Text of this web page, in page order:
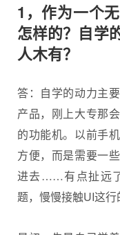
1，作为一个
怎样的？自学
人木有？
答：自学的动力主
产品，刚上大专那
的功能机。以前手
方便，而是需要一
进去……有点扯远
题，慢慢接触UI这行